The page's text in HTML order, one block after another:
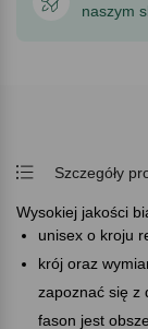
naszym
Szczegóły
Wysokiej jakości
unisex o kroju
krój oraz
zapoznać się z
fason jest